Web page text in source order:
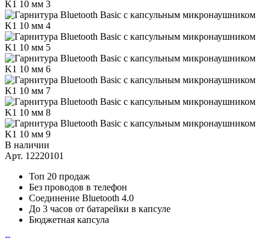
В наличии
Арт. 12220101
Топ 20 продаж
Без проводов в телефон
Соединение Bluetooth 4.0
До 3 часов от батарейки в капсуле
Бюджетная капсула